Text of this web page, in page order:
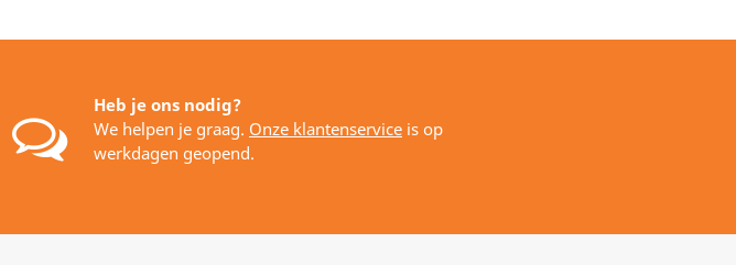
Heb je ons nodig?
We helpen je graag. Onze klantenservice is op
werkdagen geopend.